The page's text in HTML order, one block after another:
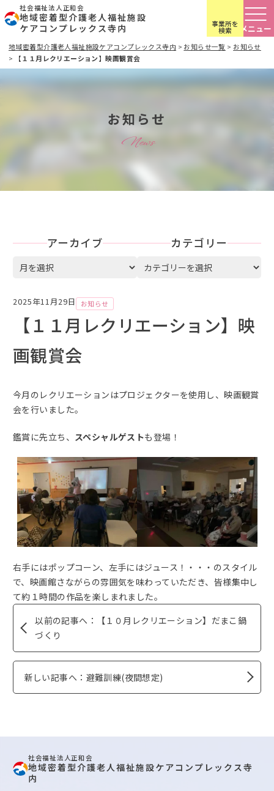
社会福祉法人正和会
地域密着型介護老人福祉施設
ケアコンプレックス寺内
地域密着型介護老人福祉施設ケアコンプレックス寺内 > お知らせ一覧 > お知らせ
>
【１１月レクリエーション】映画観賞会
事業所を
検索
お知らせ
News
2025年11月29日 お知らせ
【１１月レクリエーション】映
画観賞会
今月のレクリエーションはプロジェクターを使用し、映画観賞
会を行いました。
鑑賞に先立ち、 スペシャルゲストも登場！
右手にはポップコーン、左手にはジュース！・・・のスタイル
で、映画館さながらの雰囲気を味わっていただき、皆様集中し
て約１時間の作品を楽しまれました。
以前の記事へ：【１０月レクリエーション】だまこ鍋
づくり
新しい記事へ：避難訓練(夜間想定)
アーカイブ
ア
イ
カテゴリー
カテゴリー
社会福祉法人正和会
地域密着型介護老人福祉施設ケアコンプレックス寺
内